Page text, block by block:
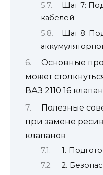
Шаг 7:
кабелей
Шаг 8:
Основные
может
ВАЗ 2110 16
Полезные
при замене
клапанов
1.
2.